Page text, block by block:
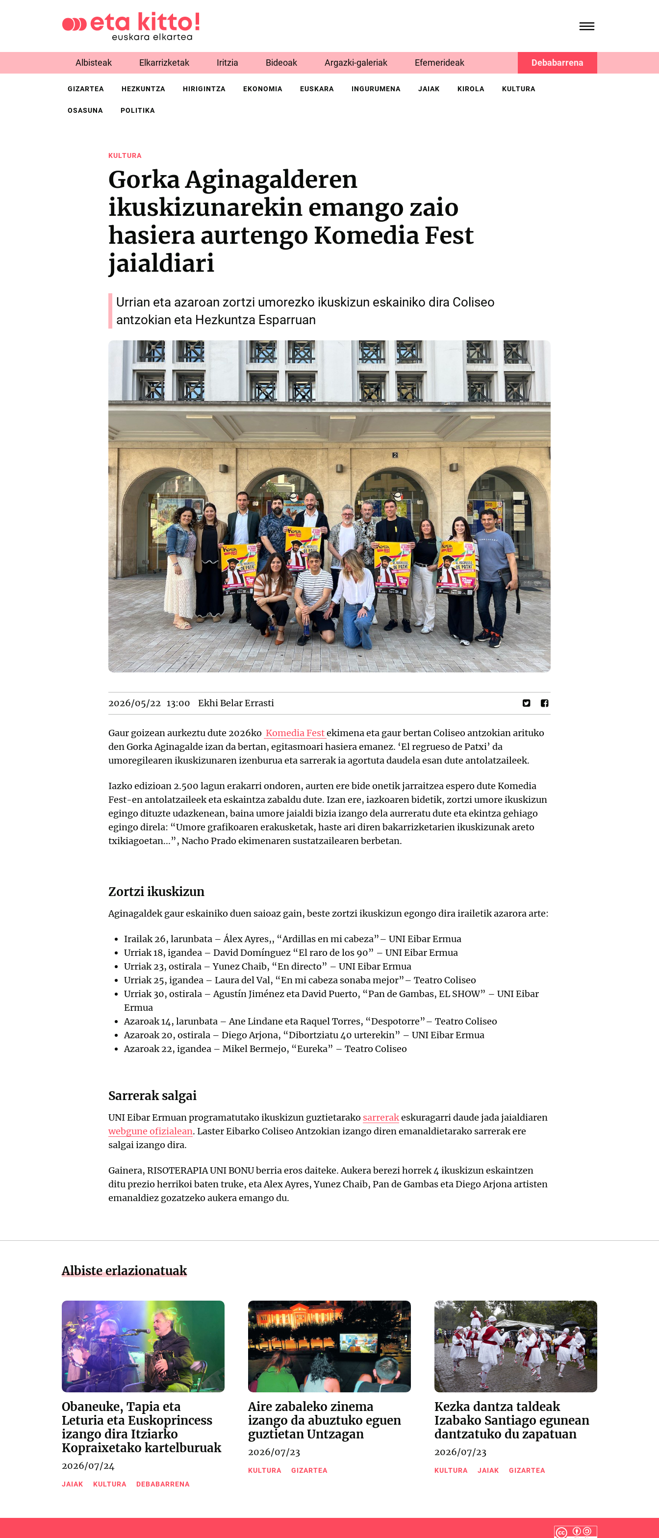
Albisteak Elkarrizketak Iritzia Bideoak Argazki-galeriak Efemerideak Debabarrena
GIZARTEA HEZKUNTZA HIRIGINTZA EKONOMIA EUSKARA INGURUMENA JAIAK KIROLA KULTURA
OSASUNA POLITIKA
KULTURA
Gorka Aginagalderen
ikuskizunarekin emango zaio
hasiera aurtengo Komedia Fest
jaialdiari
Urrian eta azaroan zortzi umorezko ikuskizun eskainiko dira Coliseo
antzokian eta Hezkuntza Esparruan
2026/05/22 13:00 Ekhi Belar Errasti
Gaur goizean aurkeztu dute 2026ko Komedia Festekimena eta gaur bertan Coliseo antzokian arituko
den Gorka Aginagalde izan da bertan, egitasmoari hasiera emanez. ‘El regrueso de Patxi’ da
umoregilearen ikuskizunaren izenburua eta sarrerak ia agortuta daudela esan dute antolatzaileek.
Iazko edizioan 2.500 lagun erakarri ondoren, aurten ere bide onetik jarraitzea espero dute Komedia
Fest-en antolatzaileek eta eskaintza zabaldu dute. Izan ere, iazkoaren bidetik, zortzi umore ikuskizun
egingo dituzte udazkenean, baina umore jaialdi bizia izango dela aurreratu dute eta ekintza gehiago
egingo direla: “Umore grafikoaren erakusketak, haste ari diren bakarrizketarien ikuskizunak areto
txikiagoetan...”, Nacho Prado ekimenaren sustatzailearen berbetan.
Zortzi ikuskizun
Aginagaldek gaur eskainiko duen saioaz gain, beste zortzi ikuskizun egongo dira irailetik azarora arte:
Irailak 26, larunbata – Álex Ayres,, “Ardillas en mi cabeza”– UNI Eibar Ermua
Urriak 18, igandea – David Domínguez “El raro de los 90” – UNI Eibar Ermua
Urriak 23, ostirala – Yunez Chaib, “En directo” – UNI Eibar Ermua
Urriak 25, igandea – Laura del Val, “En mi cabeza sonaba mejor”– Teatro Coliseo
Urriak 30, ostirala – Agustín Jiménez eta David Puerto, “Pan de Gambas, EL SHOW” – UNI Eibar
Ermua
Azaroak 14, larunbata – Ane Lindane eta Raquel Torres, “Despotorre”– Teatro Coliseo
Azaroak 20, ostirala – Diego Arjona, “Dibortziatu 40 urterekin” – UNI Eibar Ermua
Azaroak 22, igandea – Mikel Bermejo, “Eureka” – Teatro Coliseo
Sarrerak salgai
UNI Eibar Ermuan programatutako ikuskizun guztietarako sarrerakeskuragarri daude jada jaialdiaren
webgune ofizialean. Laster Eibarko Coliseo Antzokian izango diren emanaldietarako sarrerak ere
salgai izango dira.
Gainera, RISOTERAPIA UNI BONU berria eros daiteke. Aukera berezi horrek 4 ikuskizun eskaintzen
ditu prezio herrikoi baten truke, eta Alex Ayres, Yunez Chaib, Pan de Gambas eta Diego Arjona artisten
emanaldiez gozatzeko aukera emango du.
Albiste erlazionatuak
Obaneuke, Tapia eta
Leturia eta Euskoprincess
izango dira Itziarko
Kopraixetako kartelburuak
2026/07/24
JAIAK KULTURA DEBABARRENA
Aire zabaleko zinema
izango da abuztuko eguen
guztietan Untzagan
2026/07/23
KULTURA GIZARTEA
Kezka dantza taldeak
Izabako Santiago egunean
dantzatuko du zapatuan
2026/07/23
KULTURA JAIAK GIZARTEA